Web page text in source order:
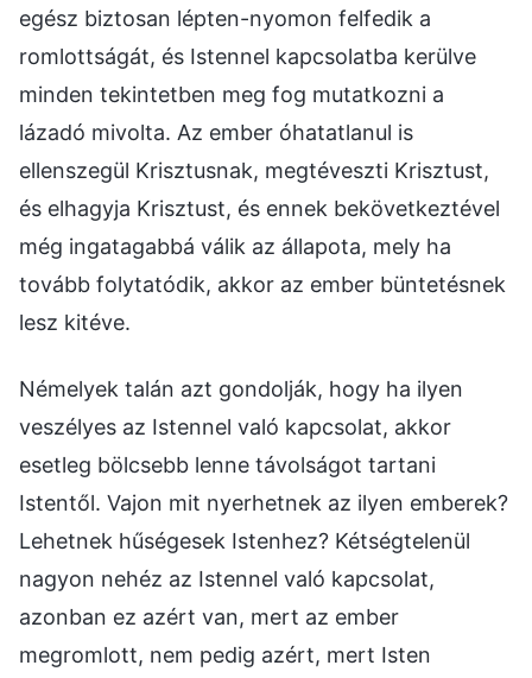
egész biztosan lépten-nyomon felfedik a
romlottságát, és Istennel kapcsolatba kerülve
minden tekintetben meg fog mutatkozni a
lázadó mivolta. Az ember óhatatlanul is
ellenszegül Krisztusnak, megtéveszti Krisztust,
és elhagyja Krisztust, és ennek bekövetkeztével
még ingatagabbá válik az állapota, mely ha
tovább folytatódik, akkor az ember büntetésnek
lesz kitéve.
Némelyek talán azt gondolják, hogy ha ilyen
veszélyes az Istennel való kapcsolat, akkor
esetleg bölcsebb lenne távolságot tartani
Istentől. Vajon mit nyerhetnek az ilyen emberek?
Lehetnek hűségesek Istenhez? Kétségtelenül
nagyon nehéz az Istennel való kapcsolat,
azonban ez azért van, mert az ember
megromlott, nem pedig azért, mert Isten